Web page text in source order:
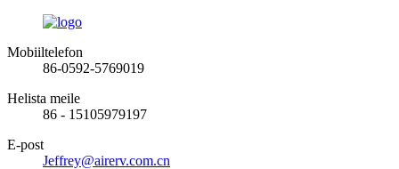
Mobiiltelefon
86-0592-5769019
Helista meile
86 - 15105979197
E-post
Jeffrey@airerv.com.cn